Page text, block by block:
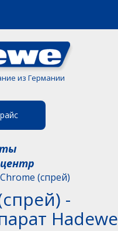
из Германии
(спрей)
-
Hadewe